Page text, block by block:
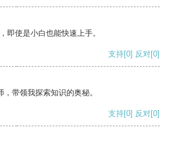
即使是小白也能快速上手。
支持[0] 反对[0]
带领我探索知识的奥秘。
支持[0] 反对[0]